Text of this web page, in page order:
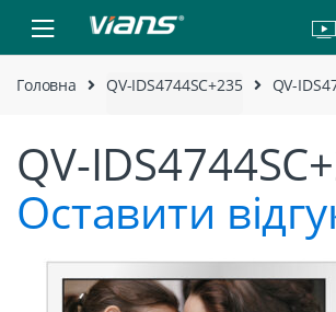
Skip to navigation
Skip to content
Головна QV-IDS4744SC+235 QV-
QV-
Оставити